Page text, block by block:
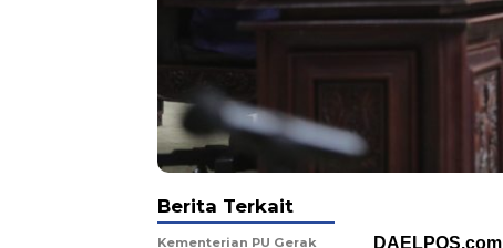
DAELPOS.com
Berita Terkait
Kementerian PU Gerak